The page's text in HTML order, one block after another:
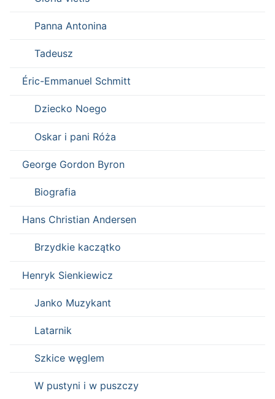
Panna Antonina
Tadeusz
Éric-Emmanuel Schmitt
Dziecko Noego
Oskar i pani Róża
George Gordon Byron
Biografia
Hans Christian Andersen
Brzydkie kaczątko
Henryk Sienkiewicz
Janko Muzykant
Latarnik
Szkice węglem
W pustyni i w puszczy